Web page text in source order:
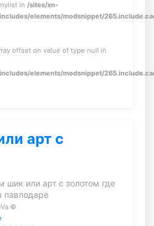
in /sites/xn-
elements/modsnippet/
offset on value of type null in
elements/modsnippet/
арт с
шик или арт с золотом где
павлодаре
©